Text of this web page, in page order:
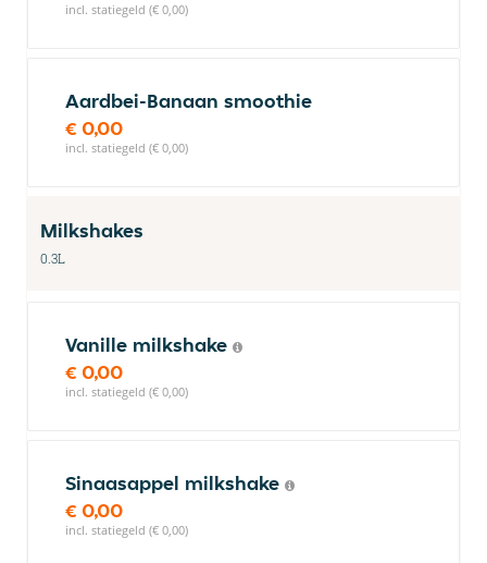
incl. statiegeld (€ 0,00)
Aardbei-Banaan smoothie
€ 0,00
incl. statiegeld (€ 0,00)
Milkshakes
0.3L
Vanille milkshake
€ 0,00
incl. statiegeld (€ 0,00)
Sinaasappel milkshake
€ 0,00
incl. statiegeld (€ 0,00)